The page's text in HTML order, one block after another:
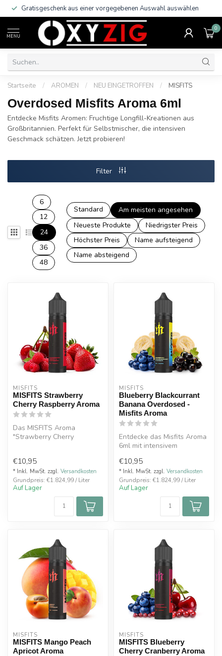
Gratisgeschenk aus einer vorgegebenen Auswahl auswählen
MENU
0
Startseite / AROMEN / NEU EINGETROFFEN / MISFITS
Overdosed Misfits Aroma 6ml
Entdecke Misfits Aromen: Fruchtige Longfill-Kreationen aus
Großbritannien. Perfekt für Selbstmischer, die intensiven
Geschmack schätzen. Jetzt probieren!
Filter
6
12
24
36
48
Standard
Am meisten angesehen
Neueste Produkte
Niedrigster Preis
Höchster Preis
Name aufsteigend
Name absteigend
MISFITS
MISFITS Strawberry
Cherry Raspberry Aroma
Das MISFITS Aroma
"Strawberry Cherry
€10,95
* Inkl. MwSt. zzgl. Versandkosten
Grundpreis: €1.824,99 / Liter
Auf Lager
MISFITS
Blueberry Blackcurrant
Banana Overdosed -
Misfits Aroma
Entdecke das Misfits Aroma
6ml mit intensivem
schwarzer...
€10,95
* Inkl. MwSt. zzgl. Versandkosten
Grundpreis: €1.824,99 / Liter
Auf Lager
MISFITS
MISFITS Mango Peach
Apricot Aroma
MISFITS
MISFITS Blueberry
Cherry Cranberry Aroma